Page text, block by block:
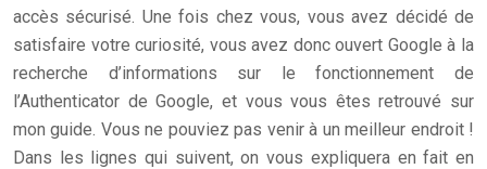
accès sécurisé. Une fois chez vous, vous avez décidé de
satisfaire votre curiosité, vous avez donc ouvert Google à la
recherche d’informations sur le fonctionnement de
l’Authenticator de Google, et vous vous êtes retrouvé sur
mon guide. Vous ne pouviez pas venir à un meilleur endroit !
Dans les lignes qui suivent, on vous expliquera en fait en